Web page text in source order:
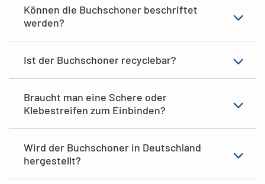
Können die Buchschoner beschriftet
werden?
Ist der Buchschoner recyclebar?
Braucht man eine Schere oder
Klebestreifen zum Einbinden?
Wird der Buchschoner in Deutschland
hergestellt?